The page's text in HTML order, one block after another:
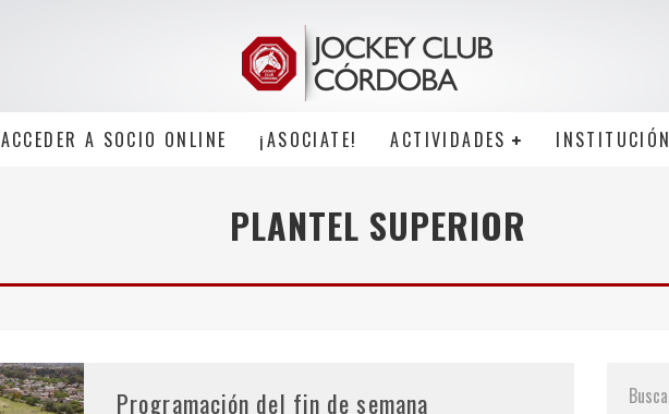
ACCEDER A SOCIO ONLINE ¡ASOCIATE! ACTIVIDADES INSTITUCIÓN
PLANTEL SUPERIOR
Programación del fin de semana